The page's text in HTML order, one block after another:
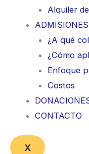
Alquiler
ADMISIONES
¿A qué
¿Cómo
Enfoque
Costos
CONTACTO
X